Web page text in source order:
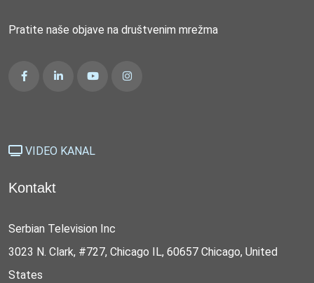
Pratite naše objave na društvenim mrežma
VIDEO KANAL
Kontakt
Serbian Television Inc
3023 N. Clark, #727, Chicago IL, 60657 Chicago, United
States